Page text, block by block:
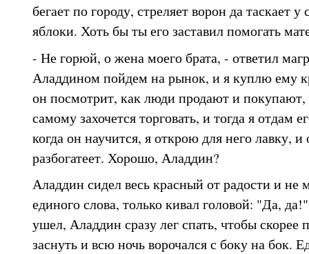
бегает по городу, стреляет ворон да таскает у
яблоки. Хоть бы ты его заставил помогать
- Не горюй, о жена моего брата, - ответил
Аладдином пойдем на рынок, и я куплю ему
он посмотрит, как люди продают и
самому захочется торговать, и тогда я отдам
когда он научится, я открою для него лавку,
разбогатеет. Хорошо, Аладдин?
Аладдин сидел весь красный от радости и не
единого слова, только кивал головой: "Да,
ушел, Аладдин сразу лег спать, чтобы
заснуть и всю ночь ворочался с боку на бок.